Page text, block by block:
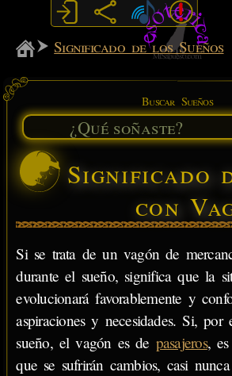
MiSabueso
Significado de los Sueños
Buscar Sueños
Significado
con
Si se trata de un vagón de
durante el sueño, significa que la
evolucionará favorablemente y
aspiraciones y necesidades. Si,
sueño, el vagón es de pasajeros,
que se sufrirán cambios, casi